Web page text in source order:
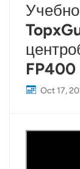
FP400
Oct 17,